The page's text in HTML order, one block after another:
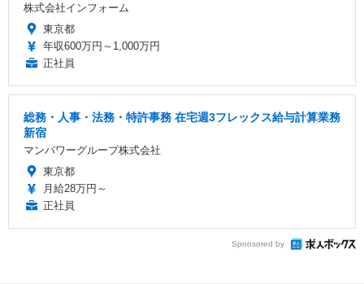
株式会社インフォーム
東京都
年収600万円～1,000万円
正社員
総務・人事・法務・特許事務 在宅週3フレックス給与計算業務
新宿
マンパワーグループ株式会社
東京都
月給28万円～
正社員
Sponsored by